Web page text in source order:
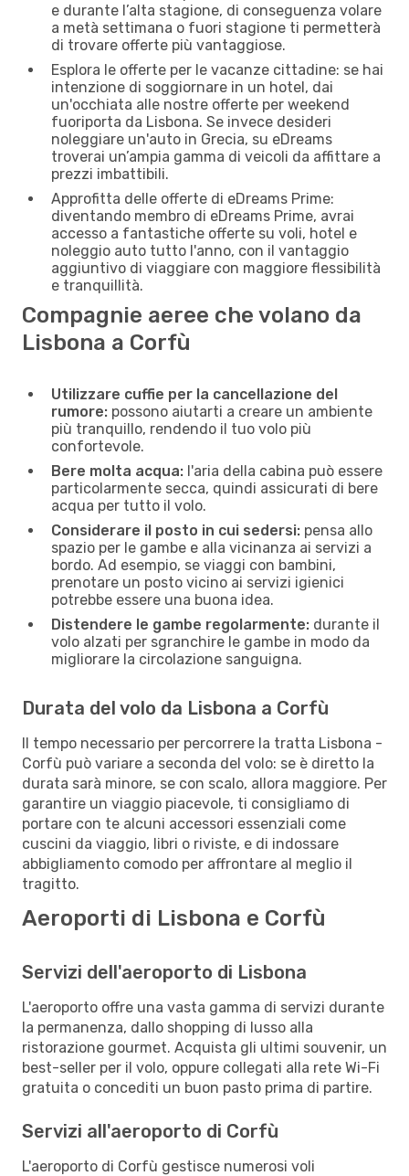
e durante l’alta stagione, di conseguenza volare
a metà settimana o fuori stagione ti permetterà
di trovare offerte più vantaggiose.
Esplora le offerte per le vacanze cittadine: se hai
intenzione di soggiornare in un hotel, dai
un'occhiata alle nostre offerte per weekend
fuoriporta da Lisbona. Se invece desideri
noleggiare un'auto in Grecia, su eDreams
troverai un’ampia gamma di veicoli da affittare a
prezzi imbattibili.
Approfitta delle offerte di eDreams Prime:
diventando membro di eDreams Prime, avrai
accesso a fantastiche offerte su voli, hotel e
noleggio auto tutto l'anno, con il vantaggio
aggiuntivo di viaggiare con maggiore flessibilità
e tranquillità.
Compagnie aeree che volano da
Lisbona a Corfù
Utilizzare cuffie per la cancellazione del
rumore: possono aiutarti a creare un ambiente
più tranquillo, rendendo il tuo volo più
confortevole.
Bere molta acqua: l'aria della cabina può essere
particolarmente secca, quindi assicurati di bere
acqua per tutto il volo.
Considerare il posto in cui sedersi: pensa allo
spazio per le gambe e alla vicinanza ai servizi a
bordo. Ad esempio, se viaggi con bambini,
prenotare un posto vicino ai servizi igienici
potrebbe essere una buona idea.
Distendere le gambe regolarmente: durante il
volo alzati per sgranchire le gambe in modo da
migliorare la circolazione sanguigna.
Durata del volo da Lisbona a Corfù
Il tempo necessario per percorrere la tratta Lisbona -
Corfù può variare a seconda del volo: se è diretto la
durata sarà minore, se con scalo, allora maggiore. Per
garantire un viaggio piacevole, ti consigliamo di
portare con te alcuni accessori essenziali come
cuscini da viaggio, libri o riviste, e di indossare
abbigliamento comodo per affrontare al meglio il
tragitto.
Aeroporti di Lisbona e Corfù
Servizi dell'aeroporto di Lisbona
L'aeroporto offre una vasta gamma di servizi durante
la permanenza, dallo shopping di lusso alla
ristorazione gourmet. Acquista gli ultimi souvenir, un
best-seller per il volo, oppure collegati alla rete Wi-Fi
gratuita o concediti un buon pasto prima di partire.
Servizi all'aeroporto di Corfù
L'aeroporto di Corfù gestisce numerosi voli